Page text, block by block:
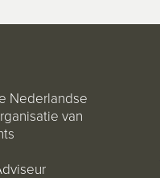
Nederlandse
van